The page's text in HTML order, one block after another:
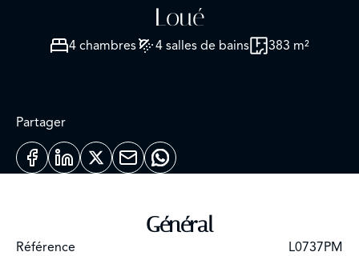
Loué
4 chambres 4 salles de bains 383 m²
Partager
Général
Référence L0737PM